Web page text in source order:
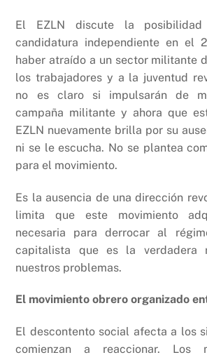
El EZLN discute la
candidatura independiente en el
haber atraído a un sector militante
los trabajadores y a la juventud
no es claro si impulsarán de
campaña militante y ahora que
EZLN nuevamente brilla por su
ni se le escucha. No se plantea
para el movimiento.
Es la ausencia de una dirección
limita que este movimiento
necesaria para derrocar al
capitalista que es la verdadera
nuestros problemas.
El movimiento obrero organizado
El descontento social afecta a los
comienzan a reaccionar. Los